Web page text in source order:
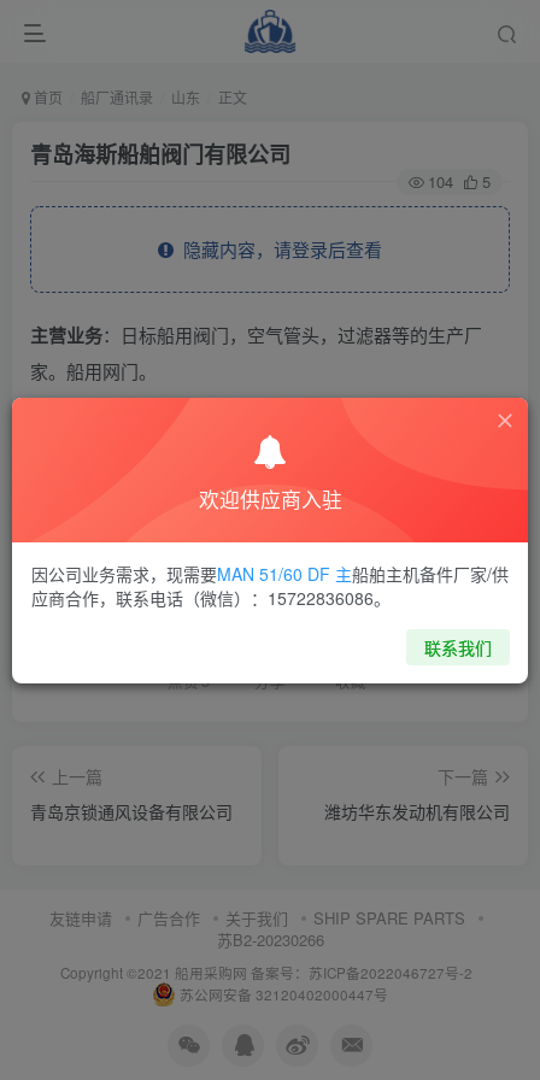
首页 船厂通讯录 山东 正文
青岛海斯船舶阀门有限公司
104 5
隐藏内容，请登录后查看
主营业务：日标船用阀门，空气管头，过滤器等的生产厂
家。船用网门。
THE END
山东
喜欢就支持一下吧
点赞5 分享 收藏
上一篇
青岛京锁通风设备有限公司
下一篇
潍坊华东发动机有限公司
友链申请 广告合作 关于我们
SHIP SPARE PARTS
苏B2-20230266
Copyright ©2021 船用采购网 备案号：苏ICP备2022046727号-2
苏公网安备 32120402000447号
欢迎供应商入驻
因公司业务需求，现需要MAN 51/60 DF 主船舶主机备件厂家/供
应商合作，联系电话（微信）：15722836086。
联系我们